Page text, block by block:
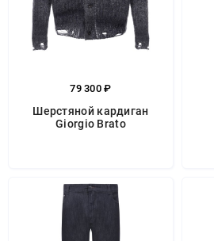
79 300 ₽
Шерстяной кардиган
Giorgio Brato